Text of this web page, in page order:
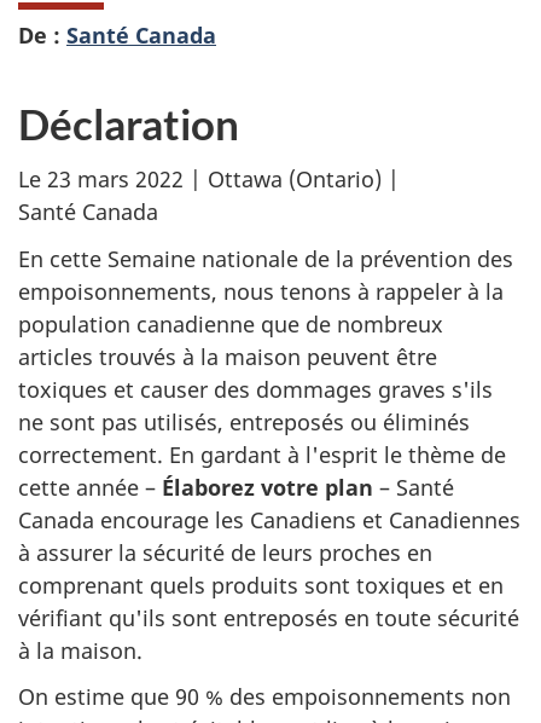
De : Santé Canada
Déclaration
Le 23 mars 2022 | Ottawa (Ontario) |
Santé Canada
En cette Semaine nationale de la prévention des
empoisonnements, nous tenons à rappeler à la
population canadienne que de nombreux
articles trouvés à la maison peuvent être
toxiques et causer des dommages graves s'ils
ne sont pas utilisés, entreposés ou éliminés
correctement. En gardant à l'esprit le thème de
cette année – Élaborez votre plan – Santé
Canada encourage les Canadiens et Canadiennes
à assurer la sécurité de leurs proches en
comprenant quels produits sont toxiques et en
vérifiant qu'ils sont entreposés en toute sécurité
à la maison.
On estime que 90 % des empoisonnements non